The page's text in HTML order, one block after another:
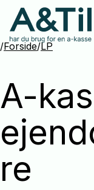
Spring
menu
over
til
indhold
/Forside/LP
A-
re